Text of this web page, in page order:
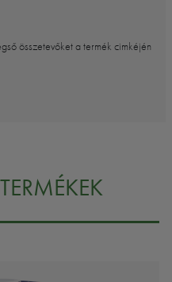
összetevőket a termék cimkéjén